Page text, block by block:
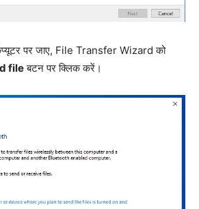
पर जाए, File Transfer Wizard को
fileबटन पर क्लिक करें।